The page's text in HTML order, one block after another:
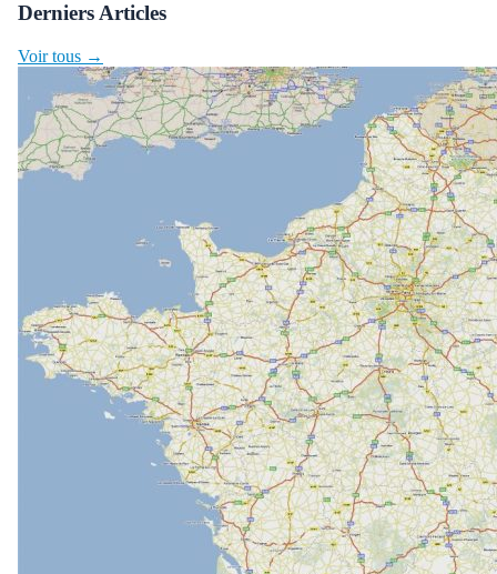
Derniers Articles
Voir tous →